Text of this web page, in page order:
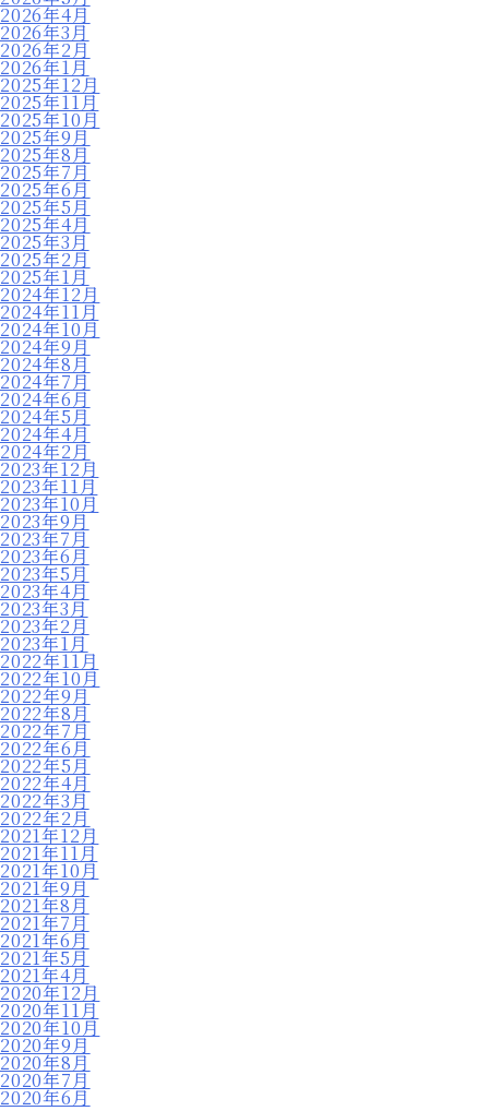
2026年4月
2026年3月
2026年2月
2026年1月
2025年12月
2025年11月
2025年10月
2025年9月
2025年8月
2025年7月
2025年6月
2025年5月
2025年4月
2025年3月
2025年2月
2025年1月
2024年12月
2024年11月
2024年10月
2024年9月
2024年8月
2024年7月
2024年6月
2024年5月
2024年4月
2024年2月
2023年12月
2023年11月
2023年10月
2023年9月
2023年7月
2023年6月
2023年5月
2023年4月
2023年3月
2023年2月
2023年1月
2022年11月
2022年10月
2022年9月
2022年8月
2022年7月
2022年6月
2022年5月
2022年4月
2022年3月
2022年2月
2021年12月
2021年11月
2021年10月
2021年9月
2021年8月
2021年7月
2021年6月
2021年5月
2021年4月
2020年12月
2020年11月
2020年10月
2020年9月
2020年8月
2020年7月
2020年6月